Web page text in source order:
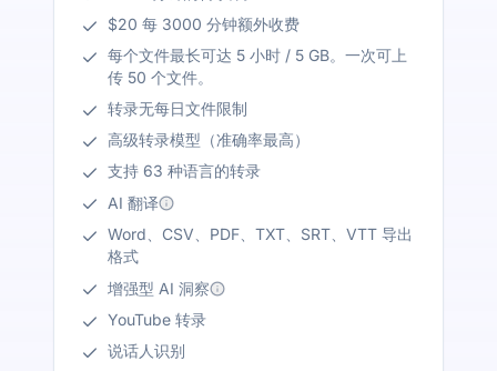
$20 每 3000 分钟额外收费
每个文件最长可达 5 小时 / 5 GB。一次可上
传 50 个文件。
转录无每日文件限制
高级转录模型（准确率最高）
支持 63 种语言的转录
AI 翻译
Word、CSV、PDF、TXT、SRT、VTT 导出
格式
增强型 AI 洞察
YouTube 转录
说话人识别